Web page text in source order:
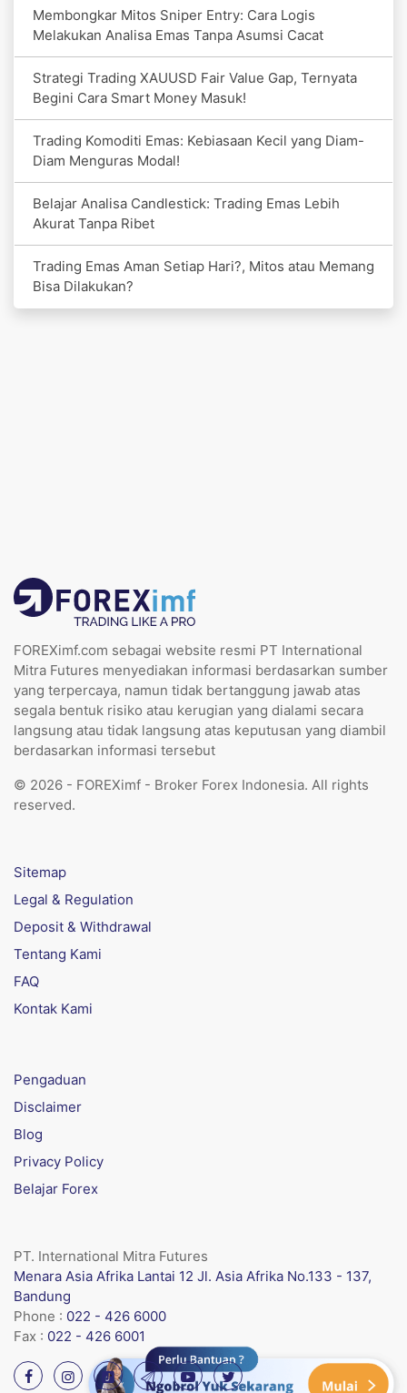
Membongkar Mitos Sniper Entry: Cara Logis
Melakukan Analisa Emas Tanpa Asumsi Cacat
Strategi Trading XAUUSD Fair Value Gap, Ternyata
Begini Cara Smart Money Masuk!
Trading Komoditi Emas: Kebiasaan Kecil yang Diam-
Diam Menguras Modal!
Belajar Analisa Candlestick: Trading Emas Lebih
Akurat Tanpa Ribet
Trading Emas Aman Setiap Hari?, Mitos atau Memang
Bisa Dilakukan?
FOREXimf.com sebagai website resmi PT International
Mitra Futures menyediakan informasi berdasarkan sumber
yang terpercaya, namun tidak bertanggung jawab atas
segala bentuk risiko atau kerugian yang dialami secara
langsung atau tidak langsung atas keputusan yang diambil
berdasarkan informasi tersebut
© 2026 - FOREXimf - Broker Forex Indonesia. All rights
reserved.
Sitemap
Legal & Regulation
Deposit & Withdrawal
Tentang Kami
FAQ
Kontak Kami
Pengaduan
Disclaimer
Blog
Privacy Policy
Belajar Forex
PT. International Mitra Futures
Menara Asia Afrika Lantai 12 Jl. Asia Afrika No.133 - 137,
Bandung
Phone : 022 - 426 6000
Fax : 022 - 426 6001